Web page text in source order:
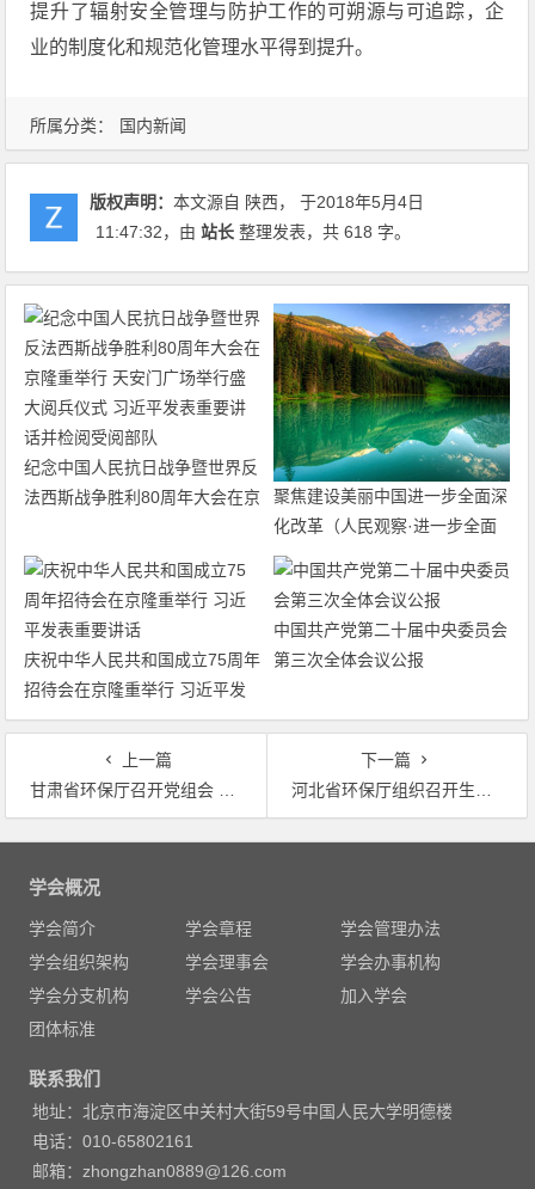
所属分类： 国内新闻
提升了辐射安全管理与防护工作的可朔源与可追踪，企
业的制度化和规范化管理水平得到提升。
版权声明：本文源自 陕西， 于2018年5月4日
11:47:32，由站长 整理发表，共 618 字。
纪念中国人民抗日战争暨世界反
法西斯战争胜利80周年大会在京
阅兵仪式 习近平发表重要讲话
并检阅受阅部队
聚焦建设美丽中国进一步全面深
化改革（人民观察·进一步全面
深化改革的“七个聚焦”）
庆祝中华人民共和国成立75周年
招待会在京隆重举行 习近平发
表重要讲话
中国共产党第二十届中央委员会
第三次全体会议公报
上一篇
甘肃省环保厅召开党组会 专题研究部署加大环境违法行为查处打击力度相关工作
下一篇
河北省环保厅组织召开生态环境部打击固体废物环境违法行为专项行动抽调人员动员会
文
学会概况
学会简介 学会章程
学会管理办法
学会组织架构
学会理事会
学会办事机构
学会分支机构
学会公告
加入学会
团体标准
联系我们
地址：北京市海淀区中关村大街59号中国人民大学明德楼
电话：010-65802161
邮箱：zhongzhan0889@126.com